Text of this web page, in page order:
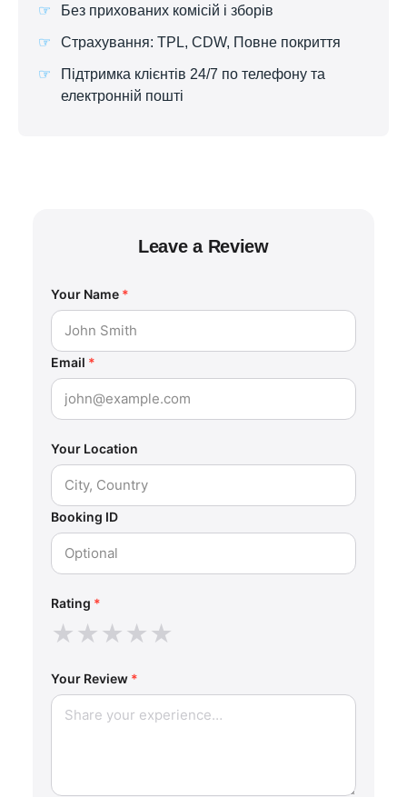
Без прихованих комісій і зборів
Страхування: TPL, CDW, Повне покриття
Підтримка клієнтів 24/7 по телефону та
електронній пошті
Leave a Review
Your Name *
Email *
Your Location
Booking ID
Rating *
★★★★★
Your Review *